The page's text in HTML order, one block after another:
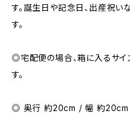
す。誕生日や記念日、出産祝い
す。
◎宅配便の場合、箱に入るサイ
す。
◎ 奥行 約20cm / 幅 約20cm